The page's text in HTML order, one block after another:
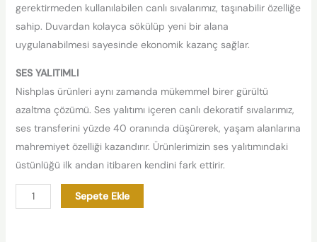
gerektirmeden kullanılabilen canlı sıvalarımız, taşınabilir özelliğe
sahip. Duvardan kolayca sökülüp yeni bir alana
uygulanabilmesi sayesinde ekonomik kazanç sağlar.
SES YALITIMLI
Nishplas ürünleri aynı zamanda mükemmel birer gürültü
azaltma çözümü. Ses yalıtımı içeren canlı dekoratif sıvalarımız,
ses transferini yüzde 40 oranında düşürerek, yaşam alanlarına
mahremiyet özelliği kazandırır. Ürünlerimizin ses yalıtımındaki
üstünlüğü ilk andan itibaren kendini fark ettirir.
Sepete Ekle